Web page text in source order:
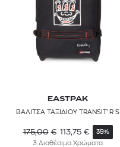
EASTPAK
ΒΑΛΙΤΣΑ ΤΑΞΙΔΙΟΥ TRANSIT'R S
175,00 € 113,75 € 35%
3 Διαθέσιμα Χρώματα